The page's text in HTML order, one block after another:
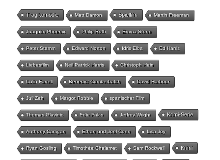
Tragikomödie Matt Damon Spielfilm Martin Freeman
Joaquim Phoenix Philip Roth Emma Stone
Peter Stamm Edward Norton Idris Elba Ed Harris
Liebesfilm Neil Patrick Harris Christoph Hein
Colin Farrell Benedict Cumberbatch David Harbour
Juli Zeh Margot Robbie spanischer Film
Thomas Glavinic Edie Falco Jeffrey Wright Krimi-Serie
Anthony Carrigan Ethan und Joel Coen Lisa Joy
Ryan Gosling Timothée Chalamet Sam Rockwell Krimi